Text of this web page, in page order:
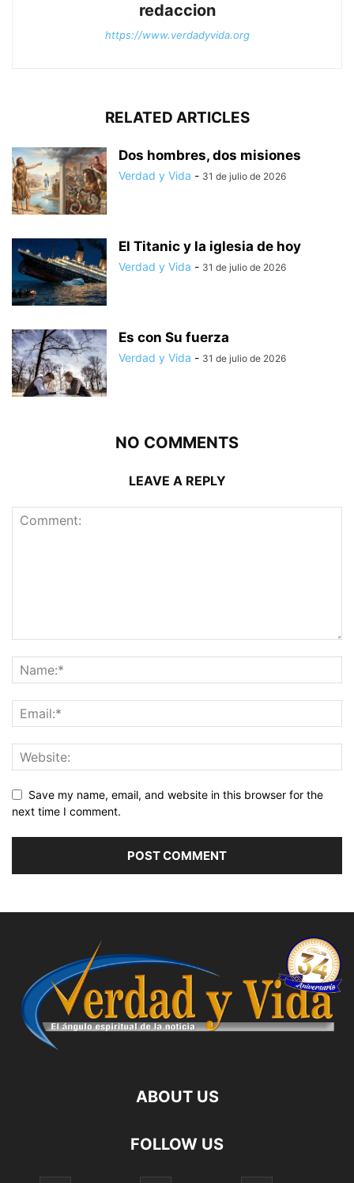
redaccion
https://www.verdadyvida.org
RELATED ARTICLES
Dos hombres, dos misiones
Verdad y Vida - 31 de julio de 2026
El Titanic y la iglesia de hoy
Verdad y Vida - 31 de julio de 2026
Es con Su fuerza
Verdad y Vida - 31 de julio de 2026
NO COMMENTS
LEAVE A REPLY
Save my name, email, and website in this browser for the
next time I comment.
ABOUT US
FOLLOW US